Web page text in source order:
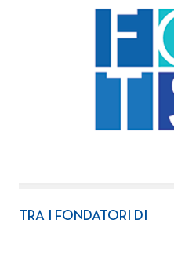
TRA I FONDATORI DI